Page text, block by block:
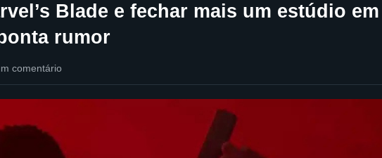
Blade e fechar mais um estúdio em
rumor
comentário